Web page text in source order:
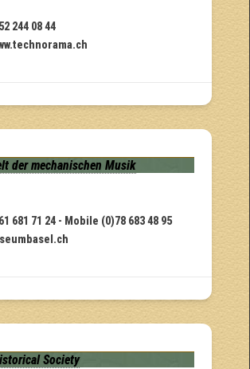
244 08 44
der mechanischen Musik
681 71 24 - Mobile (0)78 683 48 95
Society